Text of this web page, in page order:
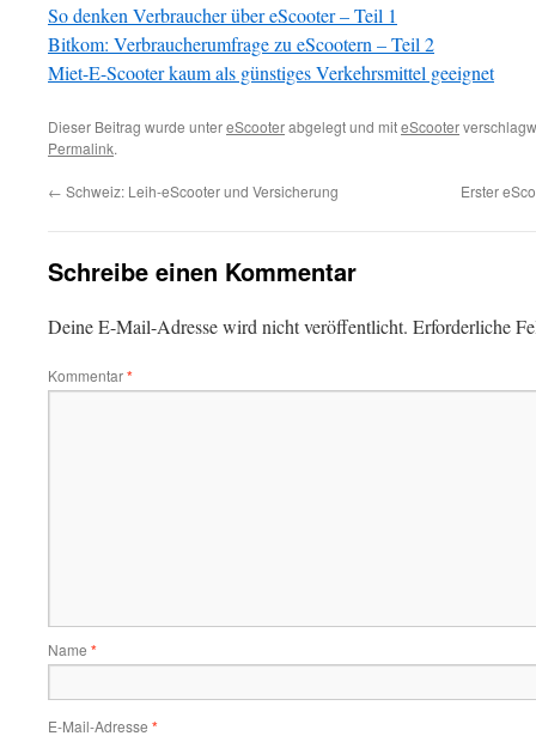
So denken Verbraucher über eScooter – Teil 1
Bitkom: Verbraucherumfrage zu eScootern – Teil 2
Miet-E-Scooter kaum als günstiges Verkehrsmittel geeignet
Dieser Beitrag wurde untereScooterabgelegt und miteScooter
Permalink.
← Schweiz: Leih-eScooter und Versicherung Erster
Schreibe einen Kommentar
Deine E-Mail-Adresse wird nicht veröffentlicht. Erforderliche
Kommentar*
Name *
E-Mail-Adresse *